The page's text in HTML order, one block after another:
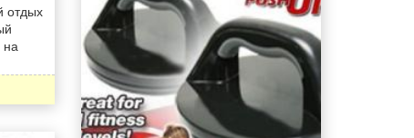
отдых
на